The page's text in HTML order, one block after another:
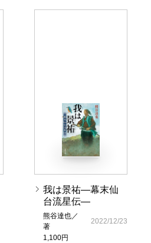
我は景祐―幕末仙
台流星伝―
熊谷達也／
著
1,100円
2022/12/23